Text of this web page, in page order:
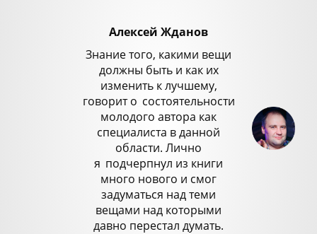
Алексей Жданов
Знание того, какими вещи
должны быть и как их
изменить к лучшему,
говорит о состоятельности
молодого автора как
специалиста в данной
области. Лично
я подчерпнул из книги
много нового и смог
задуматься над теми
вещами над которыми
давно перестал думать.